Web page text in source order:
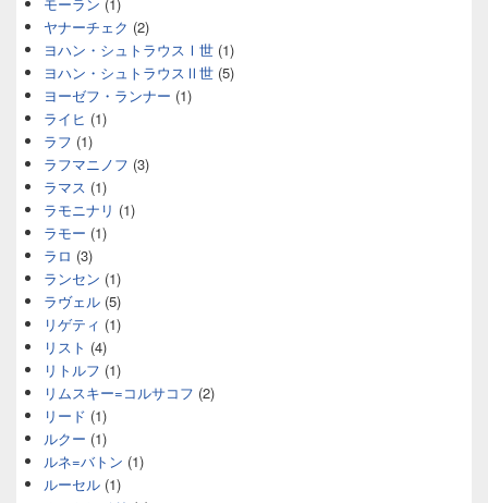
モーラン (1)
ヤナーチェク (2)
ヨハン・シュトラウスⅠ世 (1)
ヨハン・シュトラウスⅡ世 (5)
ヨーゼフ・ランナー (1)
ライヒ (1)
ラフ (1)
ラフマニノフ (3)
ラマス (1)
ラモニナリ (1)
ラモー (1)
ラロ (3)
ランセン (1)
ラヴェル (5)
リゲティ (1)
リスト (4)
リトルフ (1)
リムスキー=コルサコフ (2)
リード (1)
ルクー (1)
ルネ=バトン (1)
ルーセル (1)